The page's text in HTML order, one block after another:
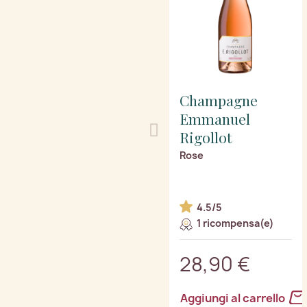
Champagne
Emmanuel
Rigollot
Rose
4.5/5
1 ricompensa(e)
28,90 €
Aggiungi al carrello